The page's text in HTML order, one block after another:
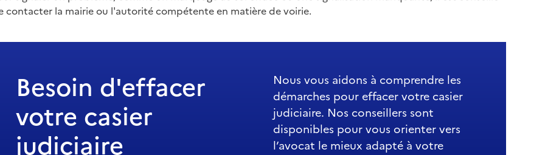
contacter la mairie ou l'autorité compétente en matière de voirie.
Besoin d'effacer
votre casier
judiciaire
Nous vous aidons à comprendre les
démarches pour effacer votre casier
judiciaire. Nos conseillers sont
disponibles pour vous orienter vers
l’avocat le mieux adapté à votre